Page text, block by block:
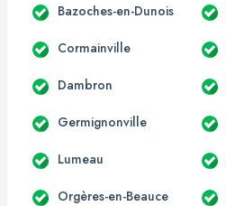
Bazoches-en-Dunois
Cormainville
Dambron
Germignonville
Lumeau
Orgères-en-Beauce